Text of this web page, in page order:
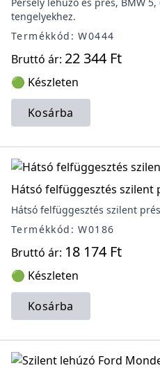
tengelyekhez.
Termékkód: W0444
Bruttó ár: 22 344 Ft
🟢 Készleten
Kosárba
Hátsó felfüggesztés szilent
Hátsó felfüggesztés szilent
Termékkód: W0186
Bruttó ár: 18 174 Ft
🟢 Készleten
Kosárba